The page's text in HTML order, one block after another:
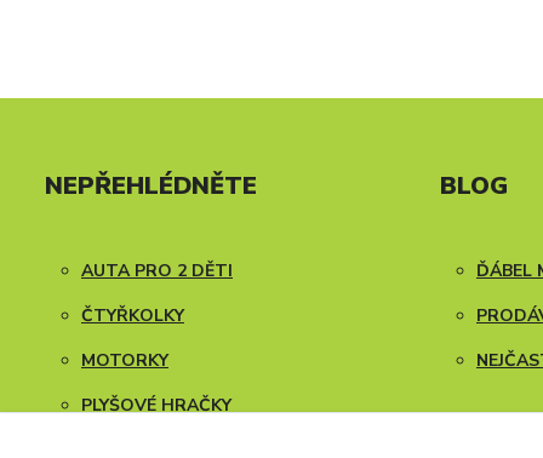
NEPŘEHLÉDNĚTE
AUTA PRO 2 DĚTI
ČTYŘKOLKY
MOTORKY
PLYŠOVÉ HRAČKY
BLOG
ĎÁBEL